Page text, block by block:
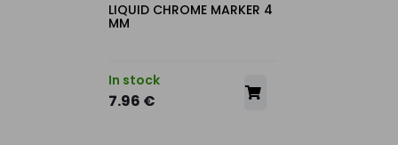
LIQUID CHROME MARKER 4
MM
In stock
7.96 €